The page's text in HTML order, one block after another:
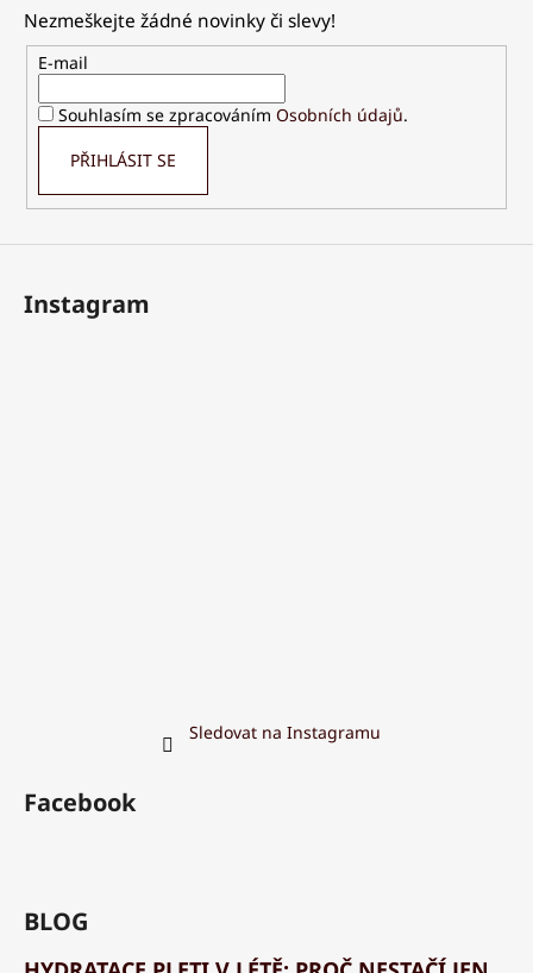
Nezmeškejte žádné novinky či slevy!
E-mail
Souhlasím se zpracováním Osobních údajů.
PŘIHLÁSIT SE
Instagram
Sledovat na Instagramu
Facebook
BLOG